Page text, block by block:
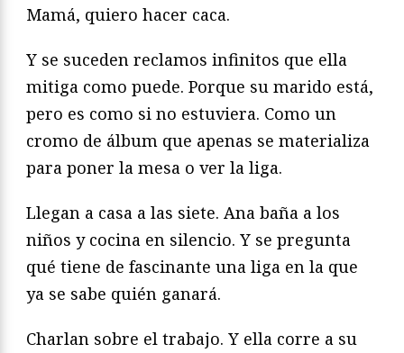
Mamá, quiero hacer caca.
Y se suceden reclamos infinitos que ella
mitiga como puede. Porque su marido está,
pero es como si no estuviera. Como un
cromo de álbum que apenas se materializa
para poner la mesa o ver la liga.
Llegan a casa a las siete. Ana baña a los
niños y cocina en silencio. Y se pregunta
qué tiene de fascinante una liga en la que
ya se sabe quién ganará.
Charlan sobre el trabajo. Y ella corre a su